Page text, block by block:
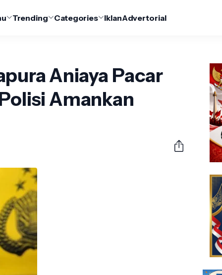
Trending Categories IklanAdvertorial
Aniaya Pacar
Amankan